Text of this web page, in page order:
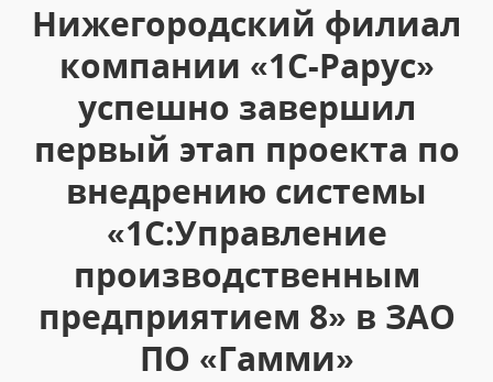
Нижегородский филиал
компании «1С-Рарус»
успешно завершил
первый этап проекта по
внедрению системы
«1С:Управление
производственным
предприятием 8» в ЗАО
ПО «Гамми»